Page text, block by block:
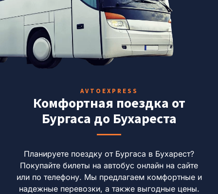
AVTOEXPRESS
Комфортная поездка от
Бургаса до Бухареста
Планируете поездку от Бургаса в Бухарест?
Покупайте билеты на автобус онлайн на сайте
или по телефону. Мы предлагаем комфортные и
надежные перевозки, а также выгодные цены.